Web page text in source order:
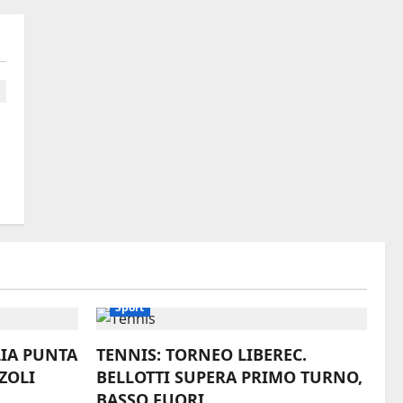
PUNTA
Sport
TENNIS: TORNEO LIBEREC.
BELLOTTI SUPERA PRIMO TURNO,